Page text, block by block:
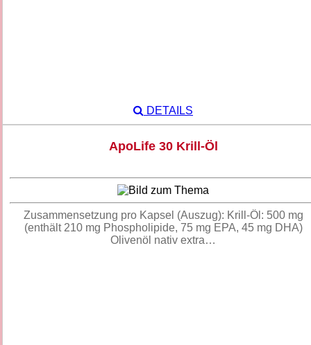
DETAILS
ApoLife 30 Krill-Öl
Zusammensetzung pro Kapsel (Auszug): Krill-Öl: 500 mg
(enthält 210 mg Phospholipide, 75 mg EPA, 45 mg DHA)
Olivenöl nativ extra…